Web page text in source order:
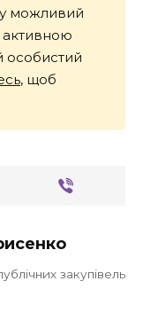
можливий
активною
особистий
, щоб
закупівель